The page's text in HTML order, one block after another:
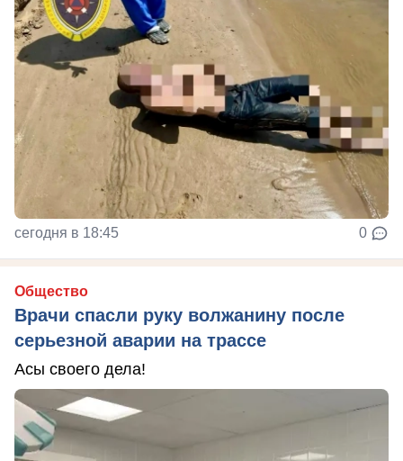
сегодня в 18:45 0
Общество
Врачи спасли руку волжанину после
серьезной аварии на трассе
Асы своего дела!